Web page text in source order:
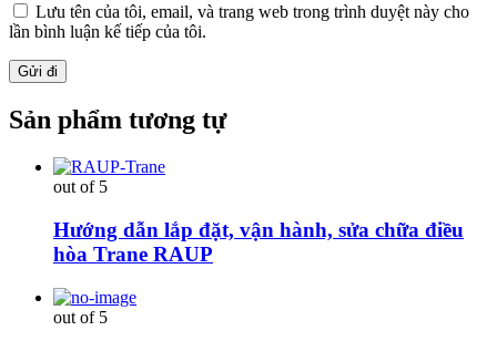
Lưu tên của tôi, email, và trang web trong trình duyệt này cho
lần bình luận kế tiếp của tôi.
Sản phẩm tương tự
out of 5
Hướng dẫn lắp đặt, vận hành, sửa chữa điều
hòa Trane RAUP
out of 5